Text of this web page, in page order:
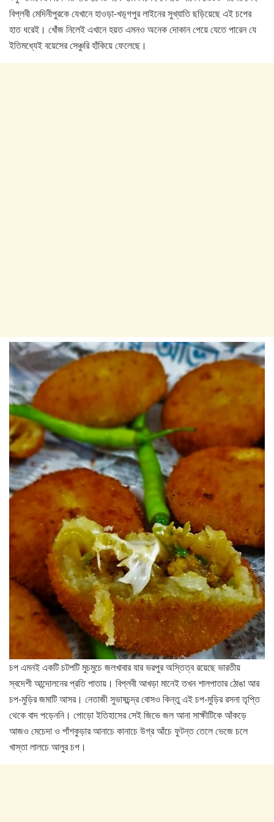
বিপ্লবী মেদিনীপুরকে যেখানে হাওড়া-খড়্গপুর লাইনের সুখ্যাতি ছড়িয়েছে এই চপের
হাত ধরেই। খোঁজ নিলেই এখানে হয়ত এমনও অনেক দোকান পেয়ে যেতে পারেন যে
ইতিমধ্যেই বয়েসের সেঞ্চুরি হাঁকিয়ে ফেলেছে।
চপ এমনই একটি চটপটি মুচমুচে জলখাবার যার ভরপুর অস্তিত্ব রয়েছে ভারতীয়
স্বদেশী আন্দোলনের প্রতি পাতায়। বিপ্লবী আখড়া মানেই তখন শালপাতার ঠোঙা আর
চপ-মুড়ির জমাটি আসর। নেতাজী সুভাষচন্দ্র বোসও কিন্তু এই চপ-মুড়ির রসনা তৃপ্তি
থেকে বাদ পড়েননি। পোড়ো ইতিহাসের সেই জিভে জল আনা সাক্ষীটিকে আঁকড়ে
আজও মেচেদা ও পাঁশকুড়ার আনাচে কানাচে উগ্র আঁচে ফুটন্ত তেলে ভেজে চলে
খাস্তা লালচে আলুর চপ।